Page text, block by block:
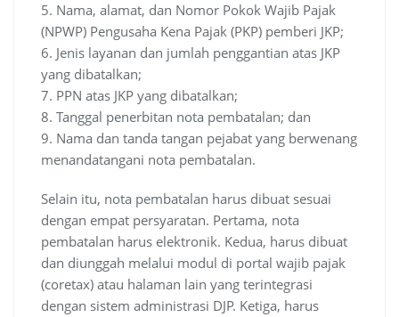
5. Nama, alamat, dan Nomor Pokok Wajib Pajak
(NPWP) Pengusaha Kena Pajak (PKP) pemberi JKP;
6. Jenis layanan dan jumlah penggantian atas JKP
yang dibatalkan;
7. PPN atas JKP yang dibatalkan;
8. Tanggal penerbitan nota pembatalan; dan
9. Nama dan tanda tangan pejabat yang berwenang
menandatangani nota pembatalan.
Selain itu, nota pembatalan harus dibuat sesuai
dengan empat persyaratan. Pertama, nota
pembatalan harus elektronik. Kedua, harus dibuat
dan diunggah melalui modul di portal wajib pajak
(coretax) atau halaman lain yang terintegrasi
dengan sistem administrasi DJP. Ketiga, harus